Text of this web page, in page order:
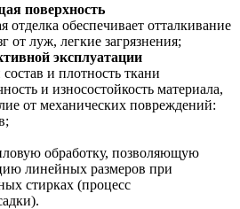
поверхность
отделка обеспечивает отталкивание
от луж, легкие загрязнения;
эксплуатации
и плотность ткани
и износостойкость материала,
от механических повреждений:
обработку, позволяющую
линейных размеров при
стирках (процесс